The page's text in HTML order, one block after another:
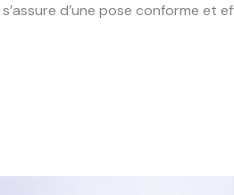
s’assure d’une pose conforme et